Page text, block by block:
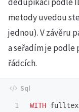
metody uvedou
jednou). V závěru
a seřadím je podle
řádcích.
1
WITH